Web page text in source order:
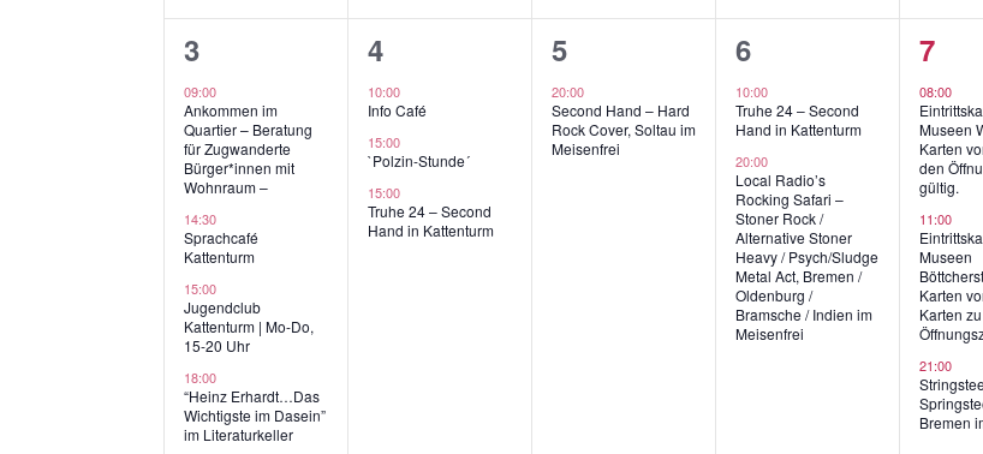
n
,
4
Veranstaltungen,
3
09:00
Ankommen im
Quartier – Beratung
für Zugwanderte
Bürger*innen mit
Wohnraum –
14:30
Sprachcafé
Kattenturm
15:00
Jugendclub
Kattenturm | Mo-Do,
15-20 Uhr
18:00
“Heinz Erhardt…Das
Wichtigste im Dasein”
im Literaturkeller
3
Veranstaltungen,
4
10:00
Info Café
15:00
`Polzin-Stunde´
15:00
Truhe 24 – Second
Hand in Kattenturm
1
Veranstaltung,
5
20:00
Second Hand – Hard
Rock Cover, Soltau im
Meisenfrei
2
Veranstaltungen,
6
10:00
Truhe 24 – Second
Hand in Kattenturm
20:00
Local Radio’s
Rocking Safari –
Stoner Rock /
Alternative Stoner
Heavy / Psych/Sludge
Metal Act, Bremen /
Oldenburg /
Bramsche / Indien im
Meisenfrei
3
7
08:00
Museen
Karten
den
gültig.
11:00
Museen
Karten
Karten
21:00
Bremen